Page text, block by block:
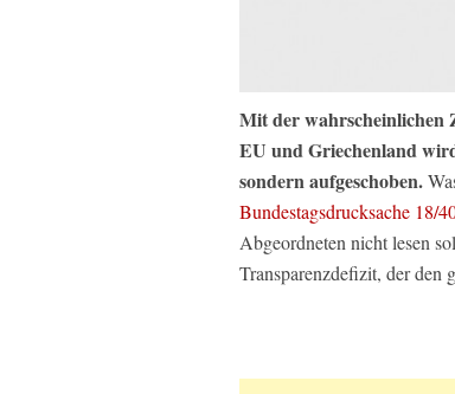
Mit der wahrscheinlichen
EU und Griechenland
sondern aufgeschoben.
Bundestagsdrucksache 18/
Abgeordneten nicht lesen
Transparenzdefizit, der